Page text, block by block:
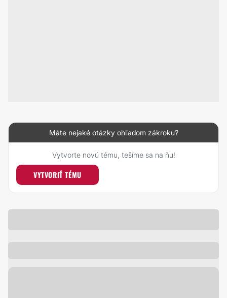
Máte nejaké otázky ohľadom zákroku?
Vytvorte novú tému, tešíme sa na ňu!
VYTVORIŤ TÉMU